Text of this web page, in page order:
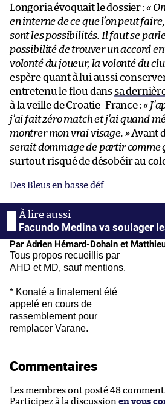
Longoria évoquait le dossier :«
en interne de ce que l’on peut
sont les possibilités. Il faut se
possibilité de trouver un accord
volonté du joueur, la volonté du
espère quant à lui aussi
entretenu le flou dans sa
à la veille de Croatie-France :«
j’ai fait zéro match et j’ai quand
montrer mon vrai visage. »Avant
serait dommage de partir comme
surtout risqué de désobéir au
Des Bleus en basse déf
Facundo Medina va soulager
Par Adrien Hémard-Dohain et
Tous propos recueillis par
AHD et MD, sauf mentions.
* Konaté a finalement été
appelé en cours de
rassemblement pour
remplacer Varane.
Commentaires
Les membres ont posté 48
Participez à la discussion en vous